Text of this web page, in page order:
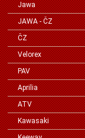
Jawa
JAWA - ČZ
ČZ
Velorex
PAV
Aprilia
ATV
Kawasaki